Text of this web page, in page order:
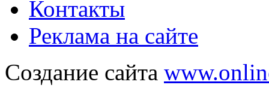
Контакты
Реклама на сайте
Создание сайта